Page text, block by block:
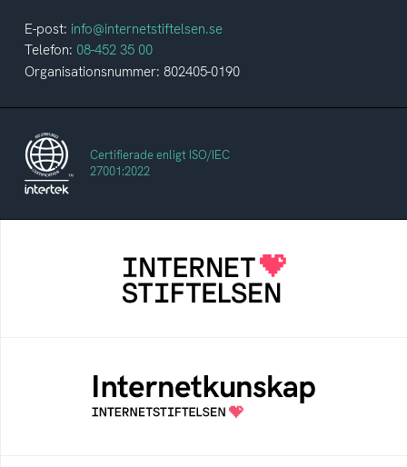
E-post: info@internetstiftelsen.se
Telefon: 08-452 35 00
Organisationsnummer: 802405-0190
Certifierade enligt ISO/IEC
27001:2022
Internetstiftelsen verkar för ett internet som
bidrar positivt till människan och samhället
Samlad kunskap som hjälper dig att bli en
säker och medveten internetanvändare